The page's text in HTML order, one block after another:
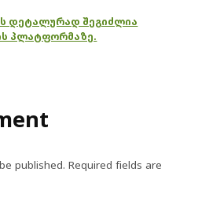
დეტალურად შეგიძლია
პლატფორმაზე.
published. Required fields are